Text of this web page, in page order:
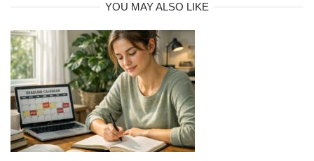
YOU MAY ALSO LIKE